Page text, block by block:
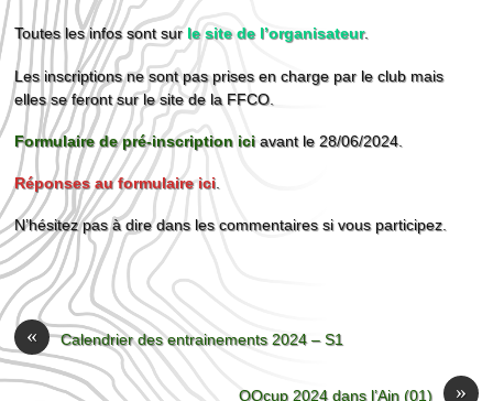
Toutes les infos sont surle site de l’organisateur.
Les inscriptions ne sont pas prises en charge par le club mais
elles se feront sur le site de la FFCO.
Formulaire de pré-inscription iciavant le 28/06/2024.
Réponses au formulaire ici
N’hésitez pas à dire dans les commentaires si vous participez.
« Calendrier des entrainements 2024 – S1
»
OOcup 2024 dans l’Ain (01)